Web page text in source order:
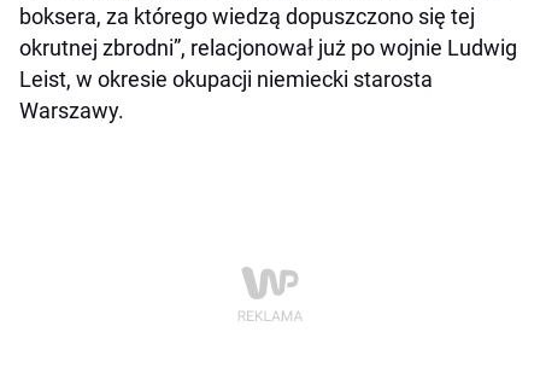
boksera, za którego wiedzą dopuszczono się tej
okrutnej zbrodni”, relacjonował już po wojnie Ludwig
Leist, w okresie okupacji niemiecki starosta
Warszawy.